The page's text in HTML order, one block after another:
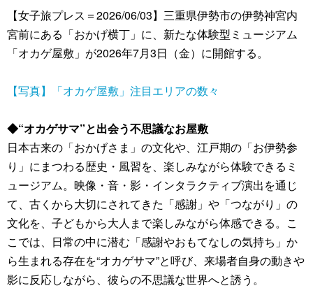
【女子旅プレス＝2026/06/03】三重県伊勢市の伊勢神宮内
宮前にある「おかげ横丁」に、新たな体験型ミュージアム
「オカゲ屋敷」が2026年7月3日（金）に開館する。
【写真】「オカゲ屋敷」注目エリアの数々
◆“オカゲサマ”と出会う不思議なお屋敷
日本古来の「おかげさま」の文化や、江戸期の「お伊勢参
り」にまつわる歴史・風習を、楽しみながら体験できるミ
ュージアム。映像・音・影・インタラクティブ演出を通じ
て、古くから大切にされてきた「感謝」や「つながり」の
文化を、子どもから大人まで楽しみながら体感できる。こ
こでは、日常の中に潜む「感謝やおもてなしの気持ち」か
ら生まれる存在を“オカゲサマ”と呼び、来場者自身の動きや
影に反応しながら、彼らの不思議な世界へと誘う。